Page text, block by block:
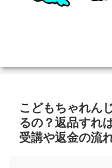
こどもちゃれん
るの？返品すれ
受講や返金の流